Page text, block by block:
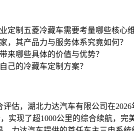
定制五菱冷藏车需要考量哪些核心维
，其产品力与服务体系究竟如何？
来哪些具体的价值与优势？
己的冷藏车定制方案？
估，湖北力达汽车有限公司在
实现了超1000公里的综合续航，